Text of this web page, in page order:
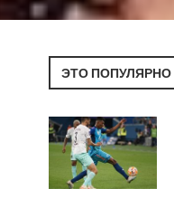
ЭТО ПОПУЛЯРНО